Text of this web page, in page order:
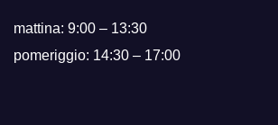
mattina: 9:00 – 13:30
pomeriggio: 14:30 – 17:00